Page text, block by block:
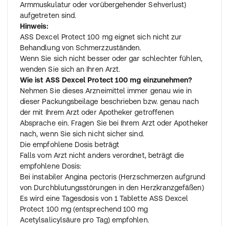
Armmuskulatur oder vorübergehender Sehverlust)
aufgetreten sind.
Hinweis:
ASS Dexcel Protect 100 mg eignet sich nicht zur
Behandlung von Schmerzzuständen.
Wenn Sie sich nicht besser oder gar schlechter fühlen,
wenden Sie sich an Ihren Arzt.
Wie ist ASS Dexcel Protect 100 mg einzunehmen?
Nehmen Sie dieses Arzneimittel immer genau wie in
dieser Packungsbeilage beschrieben bzw. genau nach
der mit Ihrem Arzt oder Apotheker getroffenen
Absprache ein. Fragen Sie bei Ihrem Arzt oder Apotheker
nach, wenn Sie sich nicht sicher sind.
Die empfohlene Dosis beträgt
Falls vom Arzt nicht anders verordnet, beträgt die
empfohlene Dosis:
Bei instabiler Angina pectoris (Herzschmerzen aufgrund
von Durchblutungsstörungen in den Herzkranzgefäßen)
Es wird eine Tagesdosis von 1 Tablette ASS Dexcel
Protect 100 mg (entsprechend 100 mg
Acetylsalicylsäure pro Tag) empfohlen.